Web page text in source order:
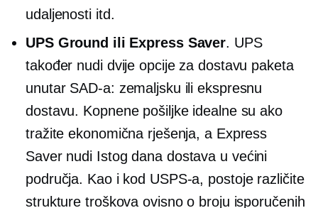
udaljenosti itd.
UPS Ground ili Express Saver. UPS
također nudi dvije opcije za dostavu paketa
unutar SAD-a: zemaljsku ili ekspresnu
dostavu. Kopnene pošiljke idealne su ako
tražite ekonomična rješenja, a Express
Saver nudi Istog danadostava u većini
područja. Kao i kod USPS-a, postoje različite
strukture troškova ovisno o broju isporučenih